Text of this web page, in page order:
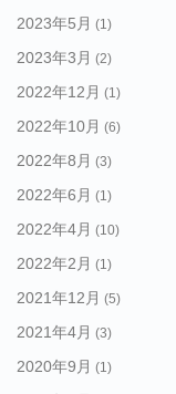
2023年5月 (1)
2023年3月 (2)
2022年12月 (1)
2022年10月 (6)
2022年8月 (3)
2022年6月 (1)
2022年4月 (10)
2022年2月 (1)
2021年12月 (5)
2021年4月 (3)
2020年9月 (1)